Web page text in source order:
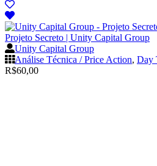
Projeto Secreto | Unity Capital Group
Unity Capital Group
Análise Técnica / Price Action, Day
R$60,00